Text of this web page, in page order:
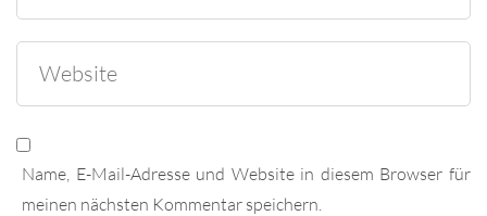
Name, E-Mail-Adresse und Website in diesem Browser für
meinen nächsten Kommentar speichern.